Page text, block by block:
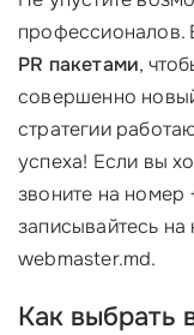
профессионалов.
PR пакетами,
совершенно
стратегии
успеха! Если вы
звоните на
записывайтесь
webmaster.md.
Как выбрать